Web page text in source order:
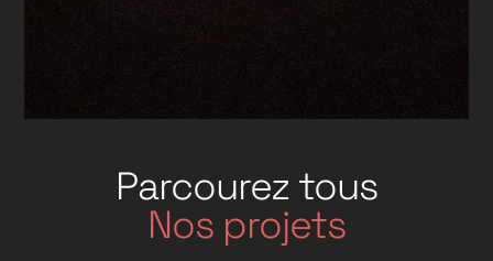
Parcourez tous
Nos projets